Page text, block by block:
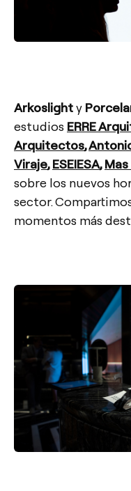
Arkoslighty
estudios ERRE
Arquitectos,
Viraje,ESEIESA,
sobre los nuevos
sector.
momentos más